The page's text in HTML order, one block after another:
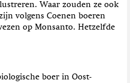
Waar zouden ze ook
volgens Coenen boeren
op Monsanto. Hetzelfde
boer in Oost-